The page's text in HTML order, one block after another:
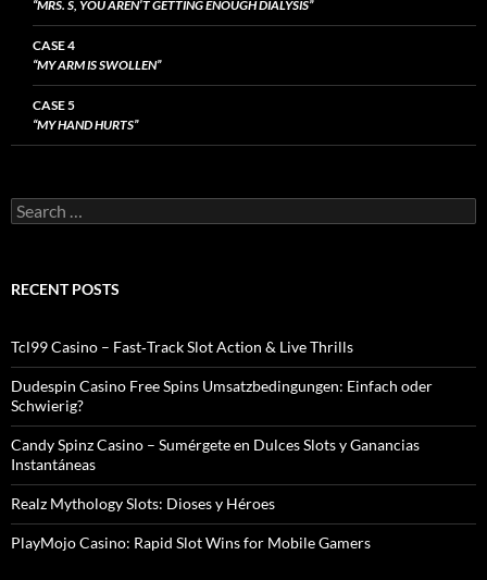
“MRS. S, YOU AREN’T GETTING ENOUGH DIALYSIS”
CASE 4
“MY ARM IS SWOLLEN”
CASE 5
“MY HAND HURTS”
Search
for:
RECENT POSTS
Tcl99 Casino – Fast‑Track Slot Action & Live Thrills
Dudespin Casino Free Spins Umsatzbedingungen: Einfach oder
Schwierig?
Candy Spinz Casino – Sumérgete en Dulces Slots y Ganancias
Instantáneas
Realz Mythology Slots: Dioses y Héroes
PlayMojo Casino: Rapid Slot Wins for Mobile Gamers